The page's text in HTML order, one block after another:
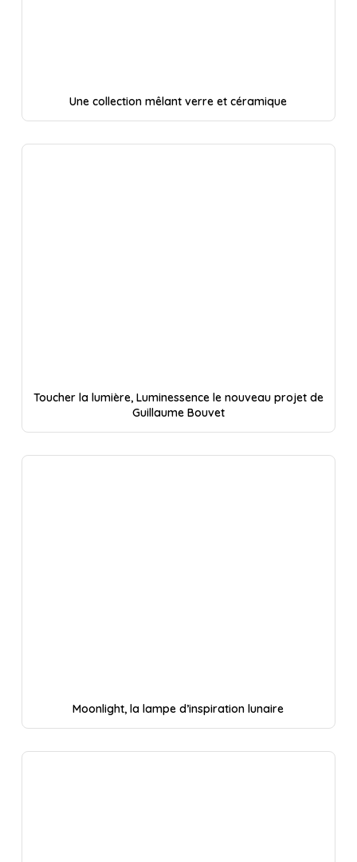
Une collection mêlant verre et céramique
Toucher la lumière, Luminessence le nouveau projet de
Guillaume Bouvet
Moonlight, la lampe d’inspiration lunaire